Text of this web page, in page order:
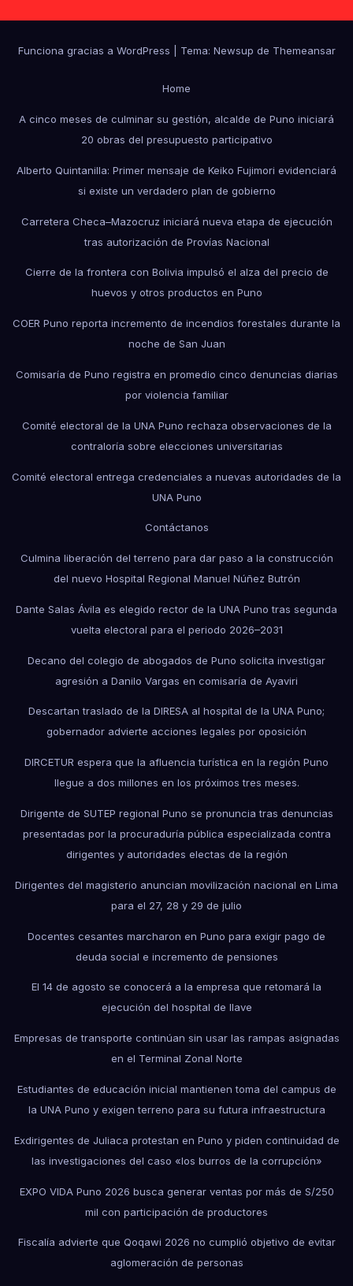
Funciona gracias a WordPress Tema: Newsup de Themeansar
Home
A cinco meses de culminar su gestión, alcalde de Puno iniciará
20 obras del presupuesto participativo
Alberto Quintanilla: Primer mensaje de Keiko Fujimori evidenciará
si existe un verdadero plan de gobierno
Carretera Checa–Mazocruz iniciará nueva etapa de ejecución
tras autorización de Provías Nacional
Cierre de la frontera con Bolivia impulsó el alza del precio de
huevos y otros productos en Puno
COER Puno reporta incremento de incendios forestales durante la
noche de San Juan
Comisaría de Puno registra en promedio cinco denuncias diarias
por violencia familiar
Comité electoral de la UNA Puno rechaza observaciones de la
contraloría sobre elecciones universitarias
Comité electoral entrega credenciales a nuevas autoridades de la
UNA Puno
Contáctanos
Culmina liberación del terreno para dar paso a la construcción
del nuevo Hospital Regional Manuel Núñez Butrón
Dante Salas Ávila es elegido rector de la UNA Puno tras segunda
vuelta electoral para el periodo 2026–2031
Decano del colegio de abogados de Puno solicita investigar
agresión a Danilo Vargas en comisaría de Ayaviri
Descartan traslado de la DIRESA al hospital de la UNA Puno;
gobernador advierte acciones legales por oposición
DIRCETUR espera que la afluencia turística en la región Puno
llegue a dos millones en los próximos tres meses.
Dirigente de SUTEP regional Puno se pronuncia tras denuncias
presentadas por la procuraduría pública especializada contra
dirigentes y autoridades electas de la región
Dirigentes del magisterio anuncian movilización nacional en Lima
para el 27, 28 y 29 de julio
Docentes cesantes marcharon en Puno para exigir pago de
deuda social e incremento de pensiones
El 14 de agosto se conocerá a la empresa que retomará la
ejecución del hospital de Ilave
Empresas de transporte continúan sin usar las rampas asignadas
en el Terminal Zonal Norte
Estudiantes de educación inicial mantienen toma del campus de
la UNA Puno y exigen terreno para su futura infraestructura
Exdirigentes de Juliaca protestan en Puno y piden continuidad de
las investigaciones del caso «los burros de la corrupción»
EXPO VIDA Puno 2026 busca generar ventas por más de S/250
mil con participación de productores
Fiscalía advierte que Qoqawi 2026 no cumplió objetivo de evitar
aglomeración de personas